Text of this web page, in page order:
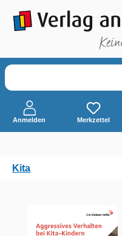
springen
Anmelden Merkzettel
Kita
Bildergalerie überspringen